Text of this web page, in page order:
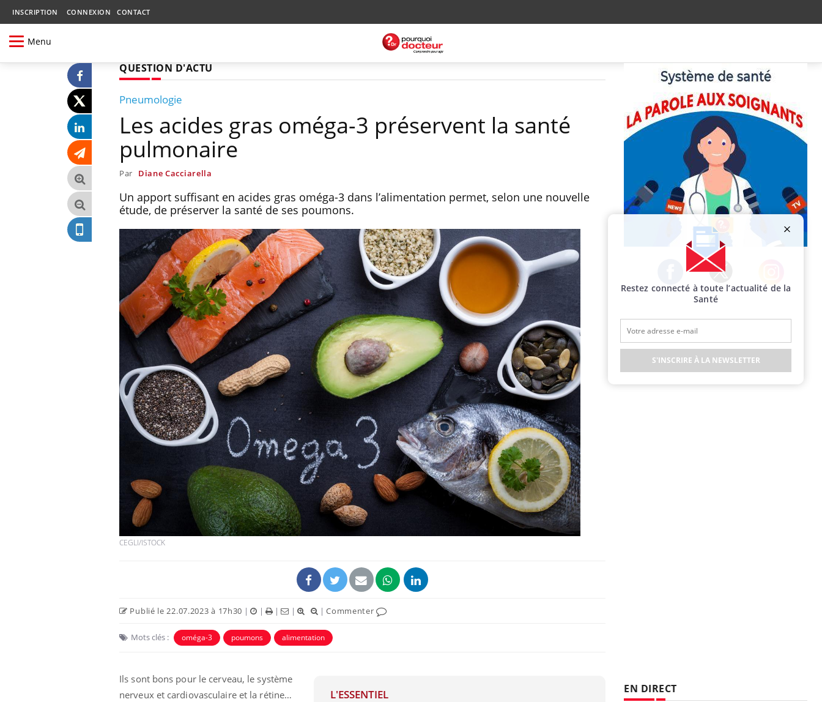
INSCRIPTION CONNEXION CONTACT
Menu
QUESTION D'ACTU
Pneumologie
Les acides gras oméga-3 préservent la santé
pulmonaire
Par Diane Cacciarella
Un apport suffisant en acides gras oméga-3 dans l’alimentation permet, selon une nouvelle
étude, de préserver la santé de ses poumons.
CEGLI/ISTOCK
Publié le 22.07.2023 à 17h30 | | | | |Commenter
Mots clés : oméga-3 poumons alimentation
L'ESSENTIEL
Ils sont bons pour le cerveau, le système
nerveux et cardiovasculaire et la rétine…
Facebook Twitter Instagram
EN DIRECT
Restez connecté à toute l’actualité de la
Santé
S'INSCRIRE À LA NEWSLETTER